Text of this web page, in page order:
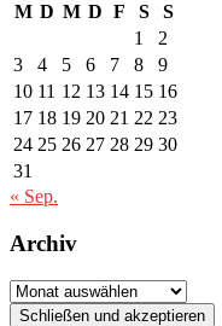
M D M D F S
S
1
2
3
4 5 6 7 8
9
10 11 12 13 14 15 16
17 18 19 20 21 22 23
24 25 26 27 28 29 30
31
« Sep.
Archiv
Archiv